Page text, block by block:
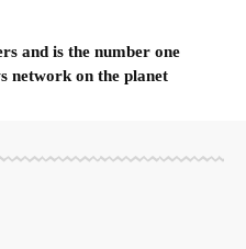
and is the number one
network on the planet